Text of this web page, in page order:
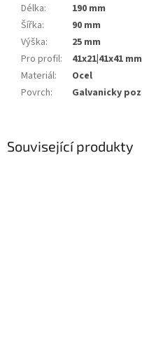
Související produkty
Délka:
190 mm
Šířka:
90 mm
Výška:
25 mm
Pro profil:
41x21|41x41 mm
Materiál:
Ocel
Povrch: Galvanicky